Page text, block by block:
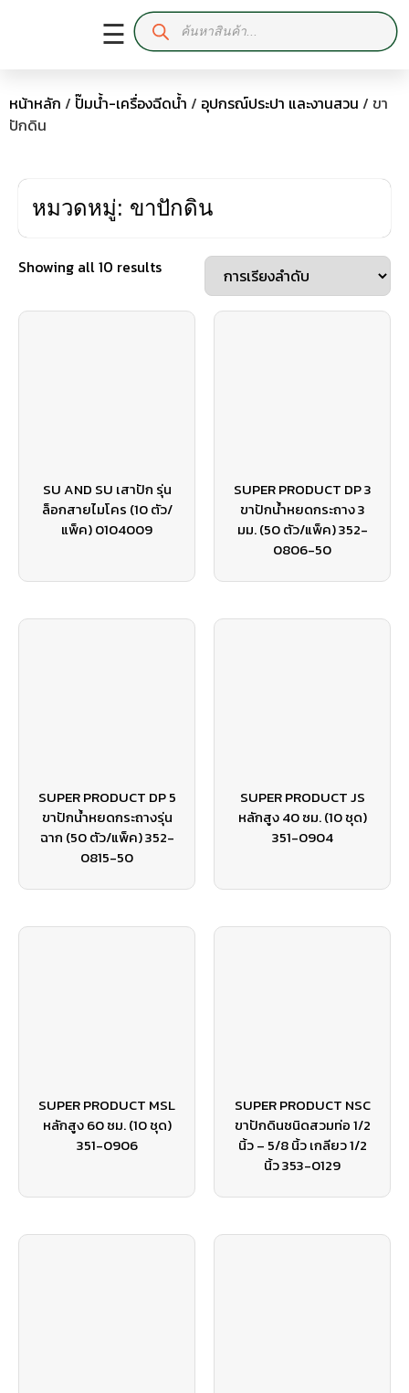
☰
หน้าหลัก / ปั๊มน้ำ-เครื่องฉีดน้ำ / อุปกรณ์ประปา และงานสวน / ขา
ปักดิน
หมวดหมู่: ขาปักดิน
Showing all 10 results
SU AND SU เสาปัก รุ่น
ล็อกสายไมโคร (10 ตัว/
แพ็ค) 0104009
SUPER PRODUCT DP 3
ขาปักน้ำหยดกระถาง 3
มม. (50 ตัว/แพ็ค) 352-
0806-50
SUPER PRODUCT DP 5
ขาปักน้ำหยดกระถางรุ่น
ฉาก (50 ตัว/แพ็ค) 352-
0815-50
SUPER PRODUCT JS
หลักสูง 40 ซม. (10 ชุด)
351-0904
SUPER PRODUCT MSL
หลักสูง 60 ซม. (10 ชุด)
351-0906
SUPER PRODUCT NSC
ขาปักดินชนิดสวมท่อ 1/2
นิ้ว – 5/8 นิ้ว เกลียว 1/2
นิ้ว 353-0129